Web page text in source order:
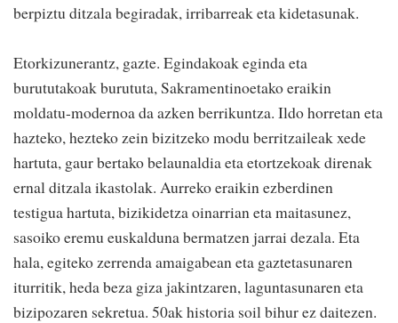
berpiztu ditzala begiradak, irribarreak eta kidetasunak.
Etorkizunerantz, gazte. Egindakoak eginda eta
burututakoak burututa, Sakramentinoetako eraikin
moldatu-modernoa da azken berrikuntza. Ildo horretan eta
hazteko, hezteko zein bizitzeko modu berritzaileak xede
hartuta, gaur bertako belaunaldia eta etortzekoak direnak
ernal ditzala ikastolak. Aurreko eraikin ezberdinen
testigua hartuta, bizikidetza oinarrian eta maitasunez,
sasoiko eremu euskalduna bermatzen jarrai dezala. Eta
hala, egiteko zerrenda amaigabean eta gaztetasunaren
iturritik, heda beza giza jakintzaren, laguntasunaren eta
bizipozaren sekretua. 50ak historia soil bihur ez daitezen.